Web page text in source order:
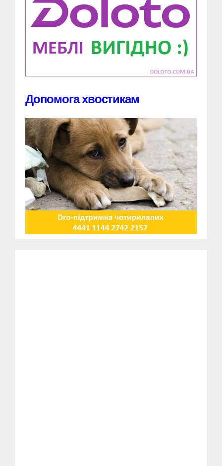
Допомога хвостикам